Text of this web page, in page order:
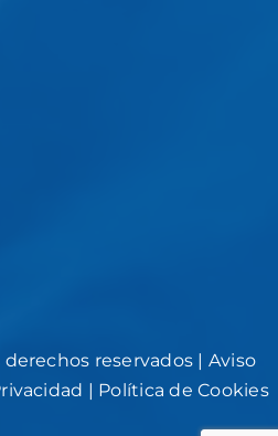
derechos reservados | Aviso
| Política de Cookies